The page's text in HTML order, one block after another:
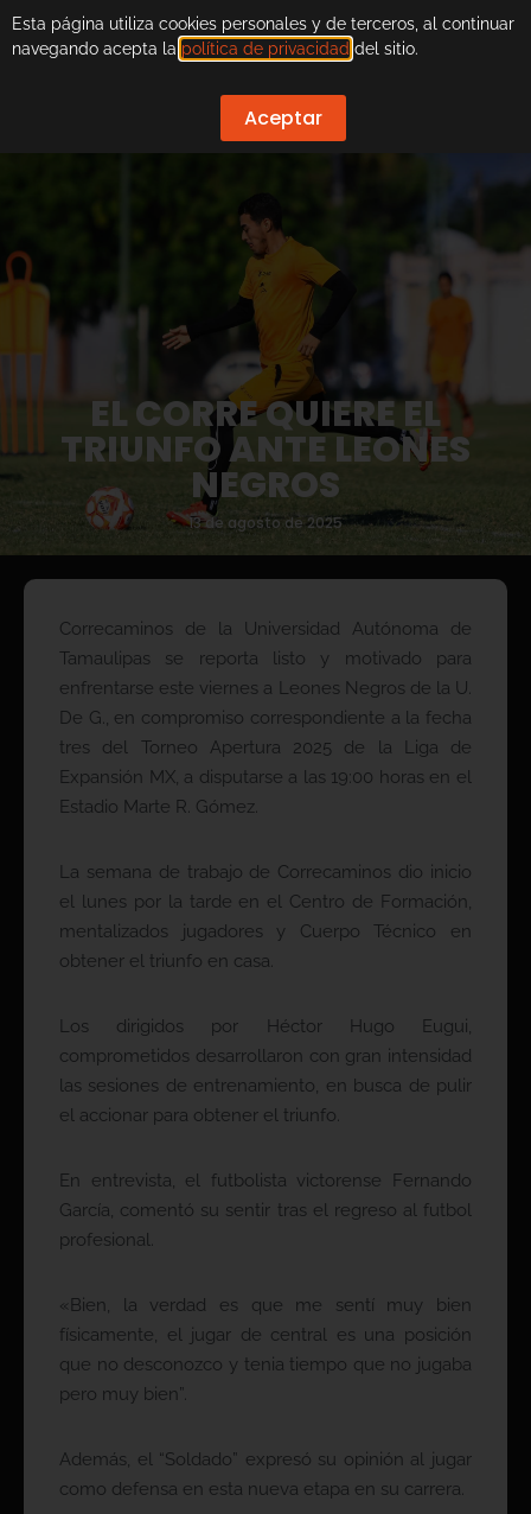
EL CORRE QUIERE EL
TRIUNFO ANTE LEONES
NEGROS
13 de agosto de 2025
Correcaminos de la Universidad Autónoma de
Tamaulipas se reporta listo y motivado para
enfrentarse este viernes a Leones Negros de la U.
De G., en compromiso correspondiente a la fecha
tres del Torneo Apertura 2025 de la Liga de
Expansión MX, a disputarse a las 19:00 horas en el
Estadio Marte R. Gómez.
La semana de trabajo de Correcaminos dio inicio
el lunes por la tarde en el Centro de Formación,
mentalizados jugadores y Cuerpo Técnico en
obtener el triunfo en casa.
Los dirigidos por Héctor Hugo Eugui,
comprometidos desarrollaron con gran intensidad
las sesiones de entrenamiento, en busca de pulir
el accionar para obtener el triunfo.
En entrevista, el futbolista victorense Fernando
García, comentó su sentir tras el regreso al futbol
profesional.
«Bien, la verdad es que me sentí muy bien
físicamente, el jugar de central es una posición
que no desconozco y tenia tiempo que no jugaba
pero muy bien”.
Además, el “Soldado” expresó su opinión al jugar
como defensa en esta nueva etapa en su carrera.
Esta página utiliza cookies personales y de terceros, al continuar
navegando acepta la política de privacidad del sitio.
Aceptar